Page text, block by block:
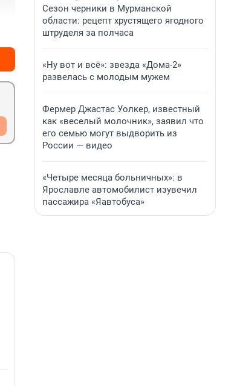
Сезон черники в Мурманской
области: рецепт хрустящего ягодного
штруделя за полчаса
«Ну вот и всё»: звезда «Дома-2»
развелась с молодым мужем
Фермер Джастас Уолкер, известный
как «веселый молочник», заявил что
его семью могут выдворить из
России — видео
«Четыре месяца больничных»: в
Ярославле автомобилист изувечил
пассажира «Яавтобуса»